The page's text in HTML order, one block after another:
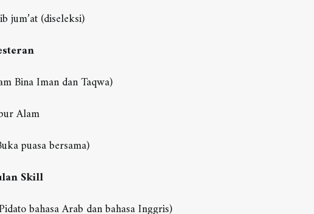
jum’at (diseleksi)
Bina Iman dan Taqwa)
Alam
puasa bersama)
Skill
bahasa Arab dan bahasa Inggris)